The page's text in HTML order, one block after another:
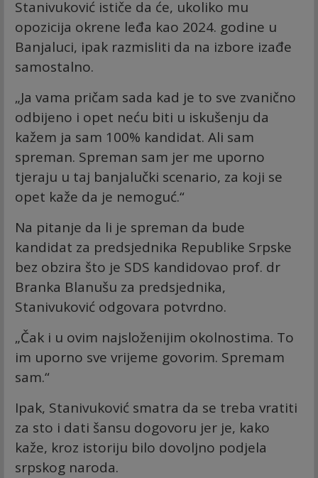
Stanivuković ističe da će, ukoliko mu
opozicija okrene leđa kao 2024. godine u
Banjaluci, ipak razmisliti da na izbore izađe
samostalno.
„Ja vama pričam sada kad je to sve zvanično
odbijeno i opet neću biti u iskušenju da
kažem ja sam 100% kandidat. Ali sam
spreman. Spreman sam jer me uporno
tjeraju u taj banjalučki scenario, za koji se
opet kaže da je nemoguć.“
Na pitanje da li je spreman da bude
kandidat za predsjednika Republike Srpske
bez obzira što je SDS kandidovao prof. dr
Branka Blanušu za predsjednika,
Stanivuković odgovara potvrdno.
„Čak i u ovim najsloženijim okolnostima. To
im uporno sve vrijeme govorim. Spremam
sam.“
Ipak, Stanivuković smatra da se treba vratiti
za sto i dati šansu dogovoru jer je, kako
kaže, kroz istoriju bilo dovoljno podjela
srpskog naroda.